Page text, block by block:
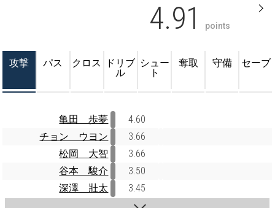
4.91 points
攻撃 パス クロス
ドリブ
ル
シュー
ト
奪取 守備 セーブ
亀田 歩夢
4.60
チョン ウヨン
3.66
松岡 大智
3.66
谷本 駿介
3.50
深澤 壯太
3.45